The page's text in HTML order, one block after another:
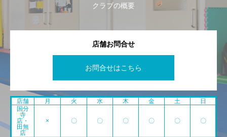
クラブの概要
店舗お問合せ
お問合せはこちら
店舗 月 火 水 木 金 土
日
国分
寺
店・
田無
店
× 〇 〇 〇 〇 〇 〇